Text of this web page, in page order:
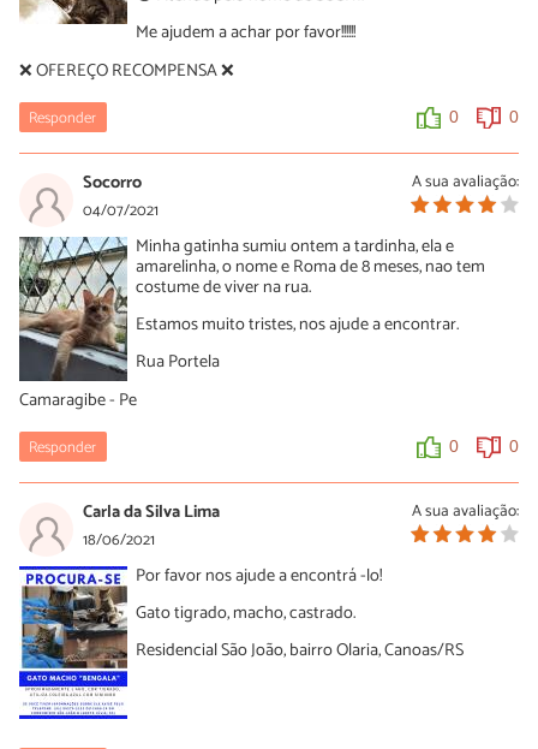
Me ajudem a achar por favor!!!!!!
❌ OFEREÇO RECOMPENSA ❌
Responder 0 0
A sua avaliação:
Socorro
04/07/2021
Minha gatinha sumiu ontem a tardinha, ela e
amarelinha, o nome e Roma de 8 meses, nao tem
costume de viver na rua.
Estamos muito tristes, nos ajude a encontrar.
Rua Portela
Camaragibe - Pe
Responder 0 0
A sua avaliação:
Carla da Silva Lima
18/06/2021
Por favor nos ajude a encontrá -lo!
Gato tigrado, macho, castrado.
Residencial São João, bairro Olaria, Canoas/RS